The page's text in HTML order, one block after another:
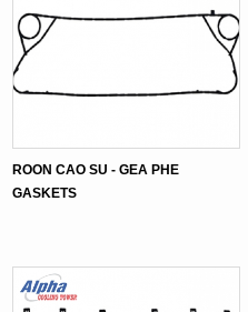
ROON CAO SU - GEA PHE
GASKETS